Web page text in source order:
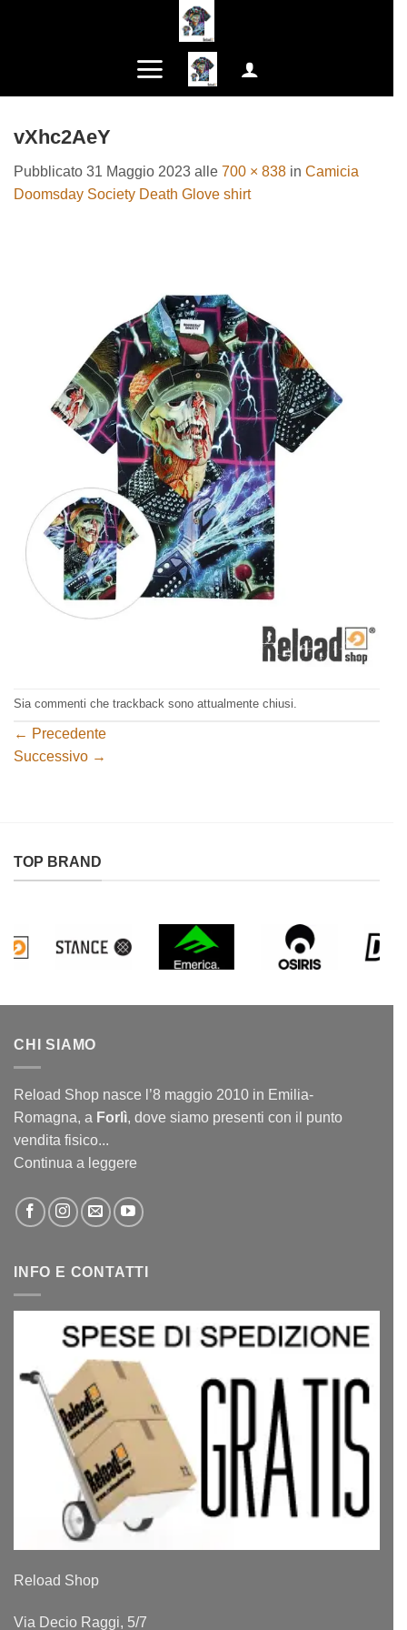
vXhc2AeY
Pubblicato 31 Maggio 2023 alle 700 × 838 in Camicia
Doomsday Society Death Glove shirt
Sia commenti che trackback sono attualmente chiusi.
← Precedente
Successivo →
TOP BRAND
CHI SIAMO
Reload Shop nasce l’8 maggio 2010 in Emilia-
Romagna, a Forlì, dove siamo presenti con il punto
vendita fisico...
Continua a leggere
INFO E CONTATTI
Reload Shop
Via Decio Raggi, 5/7